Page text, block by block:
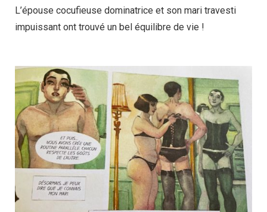
L’épouse cocufieuse dominatrice et son mari travesti
impuissant ont trouvé un bel équilibre de vie !